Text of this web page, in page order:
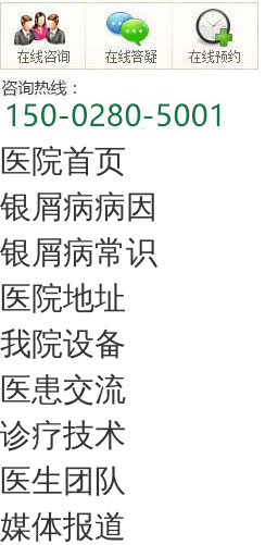
医院首页
银屑病病因
银屑病常识
医院地址
我院设备
医患交流
诊疗技术
医生团队
媒体报道